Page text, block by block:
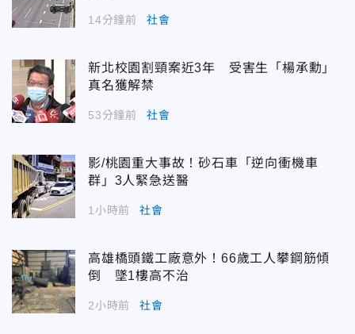
14分鐘前 社會
新北校園割頸案近3年 受害生「楊承勳」
真名獲解禁
53分鐘前 社會
影/桃園重大事故！砂石車「逆向衝機車
群」3人緊急送醫
1小時前 社會
高雄橋頭鐵工廠意外！66歲工人攀鋼筋傾
倒 墜1樓高不治
2小時前 社會